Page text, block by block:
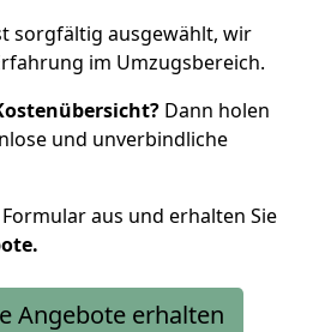
sorgfältig ausgewählt, wir
im Umzugsbereich.
Dann holen
und unverbindliche
aus und erhalten Sie
Angebote erhalten